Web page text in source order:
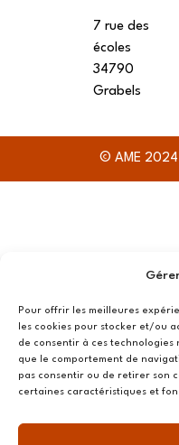
Pour offrir les meilleures
les cookies pour stocker et/ou
de consentir à ces
que le comportement de
pas consentir ou de retirer son
certaines caractéristiques et
7 rue des
écoles
34790
Grabels
© AME